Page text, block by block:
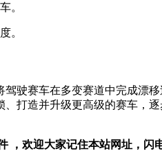
。
。
驶赛车在多变赛道中完成漂
打造并升级更高级的赛车，
，欢迎大家记住本站网址，闪